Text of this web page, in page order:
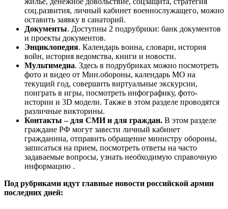
соц.развития, личный кабинет военнослужащего, можно
оставить заявку в санаторий.
Документы. Доступны 2 подрубрики: банк документов
и проекты документов.
Энциклопедия. Календарь воина, словари, история
войн, история ведомства, книги и новости.
Мультимедиа. Здесь в подрубриках можно посмотреть
фото и видео от Мин.обороны, календарь МО на
текущий год, совершить виртуальные экскурсии,
поиграть в игры, посмотреть инфографику, фото-
истории и 3D модели. Также в этом разделе проводятся
различные викторины.
Контакты – для СМИ и для граждан. В этом разделе
граждане РФ могут завести личный кабинет
гражданина, отправить обращение министру обороны,
записаться на прием, посмотреть ответы на часто
задаваемые вопросы, узнать необходимую справочную
информацию .
Под рубриками идут главные новости российской армии
последних дней: